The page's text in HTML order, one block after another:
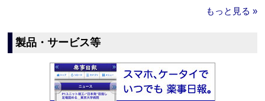
もっと見る »
製品・サービス等